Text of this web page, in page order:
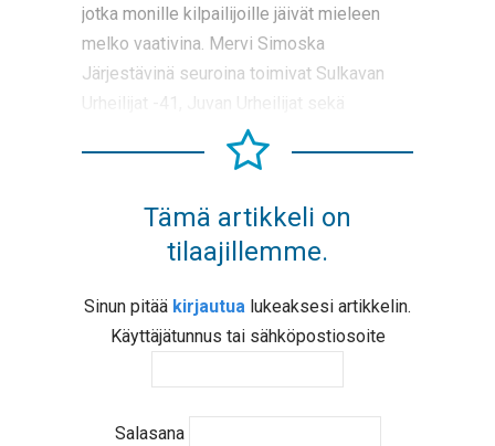
jotka monille kilpailijoille jäivät mieleen
melko vaativina. Mervi Simoska
Järjestävinä seuroina toimivat Sulkavan
Urheilijat -41, Juvan Urheilijat sekä
Tämä artikkeli on
tilaajillemme.
Sinun pitää kirjautua lukeaksesi artikkelin.
Käyttäjätunnus tai sähköpostiosoite
Salasana